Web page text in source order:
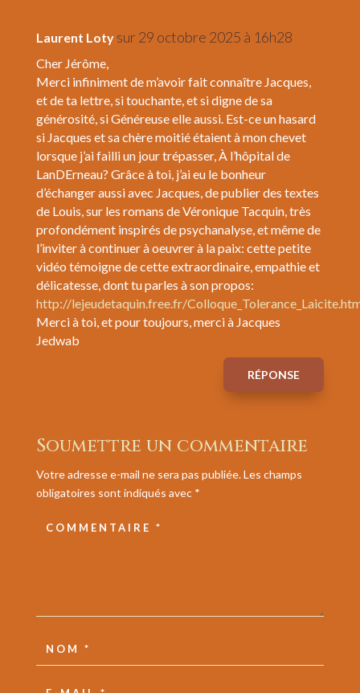
Laurent Loty sur 29 octobre 2025 à 16h28
Cher Jérôme,
Merci infiniment de m’avoir fait connaître Jacques,
et de ta lettre, si touchante, et si digne de sa
générosité, si Généreuse elle aussi. Est-ce un hasard
si Jacques et sa chère moitié étaient à mon chevet
lorsque j’ai failli un jour trépasser, À l’hôpital de
LanDErneau? Grâce à toi, j’ai eu le bonheur
d’échanger aussi avec Jacques, de publier des textes
de Louis, sur les romans de Véronique Tacquin, très
profondément inspirés de psychanalyse, et même de
l’inviter à continuer à oeuvrer à la paix: cette petite
vidéo témoigne de cette extraordinaire, empathie et
délicatesse, dont tu parles à son propos:
http://lejeudetaquin.free.fr/
Merci à toi, et pour toujours, merci à Jacques
Jedwab
RÉPONSE
Soumettre un commentaire
Votre adresse e-mail ne sera pas publiée.Les champs
obligatoires sont indiqués avec *